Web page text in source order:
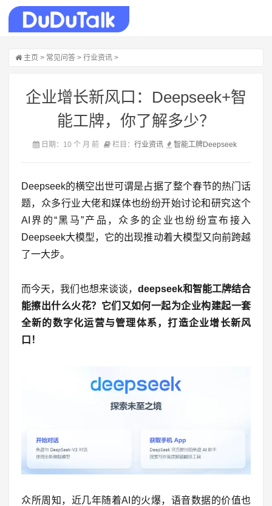
主页 > 常见问答 > 行业资讯 >
企业增长新风口：Deepseek+智
能工牌，你了解多少？
日期：10 个 月 前 栏目： 行业资讯 智能工牌Deepseek
Deepseek的横空出世可谓是占据了整个春节的热门话
题，众多行业大佬和媒体也纷纷开始讨论和研究这个
AI界的“黑马”产品，众多的企业也纷纷宣布接入
Deepseek大模型，它的出现推动着大模型又向前跨越
了一大步。
而今天，我们也想来谈谈， deepseek和智能工牌结合
能擦出什么火花？它们又如何一起为企业构建起一套
全新的数字化运营与管理体系，打造企业增长新风
口！
众所周知，近几年随着AI的火爆，语音数据的价值也